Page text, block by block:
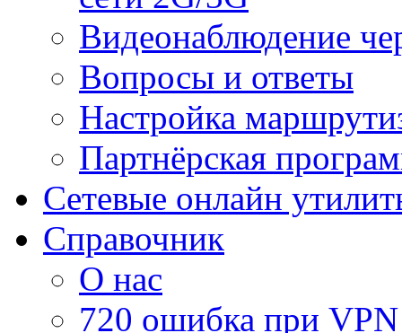
Видеонаблюдение
Вопросы и ответы
Настройка
Партнёрская
Сетевые онлайн
Справочник
О нас
720 ошибка при